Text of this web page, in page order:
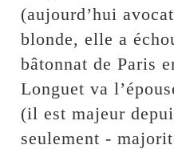
(aujourd’hui
blonde, elle a
bâtonnat de Paris
Longuet va
(il est majeur
seulement -